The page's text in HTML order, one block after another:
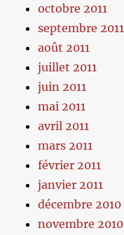
octobre 2011
septembre 2011
août 2011
juillet 2011
juin 2011
mai 2011
avril 2011
mars 2011
février 2011
janvier 2011
décembre 2010
novembre 2010